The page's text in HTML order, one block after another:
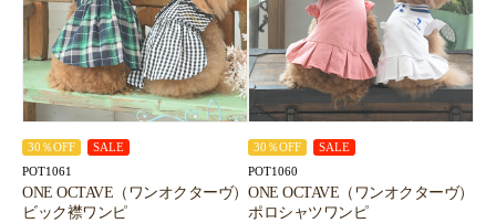
30％OFF SALE
POT1061
ONE OCTAVE（ワンオクターヴ）
ビック襟ワンピ
30％OFF SALE
POT1060
ONE OCTAVE（ワンオクターヴ）
ポロシャツワンピ